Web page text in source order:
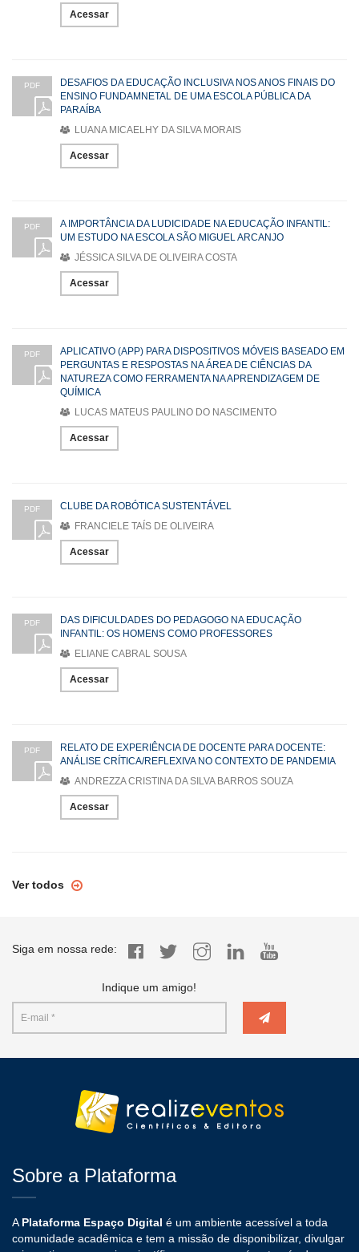
Acessar
PDF
DESAFIOS DA EDUCAÇÃO INCLUSIVA NOS ANOS FINAIS DO
ENSINO FUNDAMNETAL DE UMA ESCOLA PÚBLICA DA
PARAÍBA
LUANA MICAELHY DA SILVA MORAIS
Acessar
PDF
A IMPORTÂNCIA DA LUDICIDADE NA EDUCAÇÃO INFANTIL:
UM ESTUDO NA ESCOLA SÃO MIGUEL ARCANJO
JÉSSICA SILVA DE OLIVEIRA COSTA
Acessar
PDF
APLICATIVO (APP) PARA DISPOSITIVOS MÓVEIS BASEADO EM
PERGUNTAS E RESPOSTAS NA ÁREA DE CIÊNCIAS DA
NATUREZA COMO FERRAMENTA NA APRENDIZAGEM DE
QUÍMICA
LUCAS MATEUS PAULINO DO NASCIMENTO
Acessar
PDF
CLUBE DA ROBÓTICA SUSTENTÁVEL
FRANCIELE TAÍS DE OLIVEIRA
Acessar
PDF
DAS DIFICULDADES DO PEDAGOGO NA EDUCAÇÃO
INFANTIL: OS HOMENS COMO PROFESSORES
ELIANE CABRAL SOUSA
Acessar
PDF
RELATO DE EXPERIÊNCIA DE DOCENTE PARA DOCENTE:
ANÁLISE CRÍTICA/REFLEXIVA NO CONTEXTO DE PANDEMIA
ANDREZZA CRISTINA DA SILVA BARROS SOUZA
Acessar
Ver todos
Siga em nossa rede:
Indique um amigo!
Sobre a Plataforma
A Plataforma Espaço Digital é um ambiente acessível a toda
comunidade acadêmica e tem a missão de disponibilizar, divulgar